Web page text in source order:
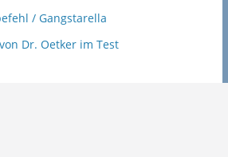
/ Gangstarella
Dr. Oetker im Test